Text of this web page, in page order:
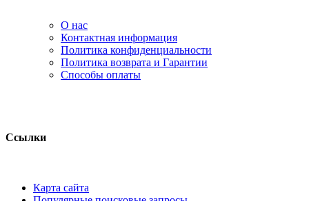
О нас
Контактная информация
Политика конфиденциальности
Политика возврата и Гарантии
Способы оплаты
Ссылки
Карта сайта